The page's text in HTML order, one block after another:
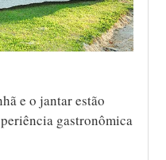
e o jantar estão
gastronômica